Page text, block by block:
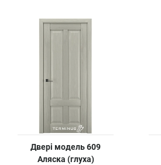
Двері модель 609
Аляска (глуха)